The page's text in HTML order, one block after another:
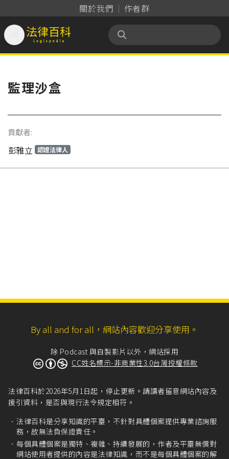
關於我們 作者群
法律百科 Legispedia
監理沙盒
貢獻者:
彭雅立 認證法律人
By all and for all，網站內容歡迎分享使用。
除 Podcast 與自製影片以外，網站採用
CC姓名標示-非商業性3.0台灣授權條款
法律百科於2026年5月1日起，停止更新。請讀者留意網站內容及
援引資料，是否與現行法令規定相符。
法律百科是分享知識的平臺，不針對具體個案提供專業諮詢服
務，故無法負保證責任。
每個具體個案是獨特、複雜、持續發展的，作者及平臺無償對
網站使用者提供的內容是法律知識，而不是每個具體個案的解